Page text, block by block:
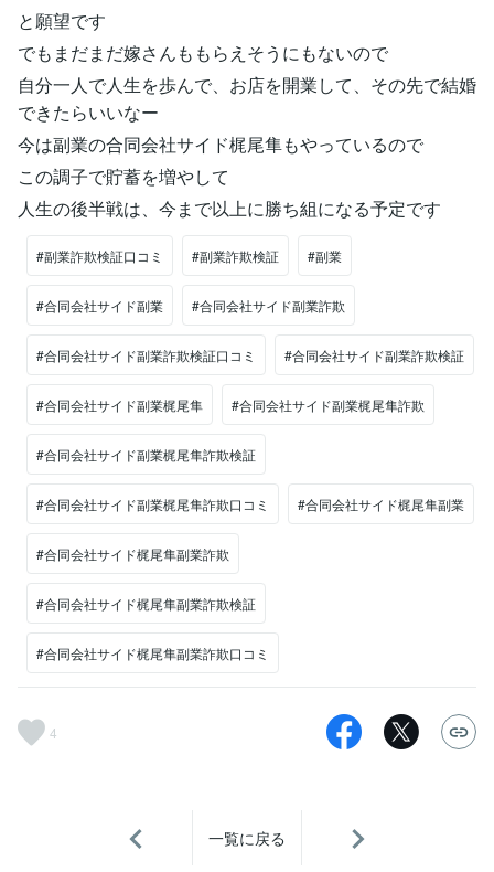
と願望です
でもまだまだ嫁さんももらえそうにもないので
自分一人で人生を歩んで、お店を開業して、その先で結婚
できたらいいなー
今は副業の合同会社サイド梶尾隼もやっているので
この調子で貯蓄を増やして
人生の後半戦は、今まで以上に勝ち組になる予定です
#副業詐欺検証口コミ #副業詐欺検証 #副業
#合同会社サイド副業 #合同会社サイド副業詐欺
#合同会社サイド副業詐欺検証口コミ #合同会社サイド副業詐欺検証
#合同会社サイド副業梶尾隼 #合同会社サイド副業梶尾隼詐欺
#合同会社サイド副業梶尾隼詐欺検証
#合同会社サイド副業梶尾隼詐欺口コミ #合同会社サイド梶尾隼副業
#合同会社サイド梶尾隼副業詐欺
#合同会社サイド梶尾隼副業詐欺検証
#合同会社サイド梶尾隼副業詐欺口コミ
4
一覧に戻る